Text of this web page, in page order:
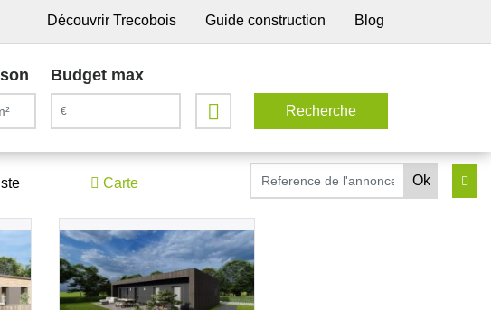
Découvrir Trecobois Guide construction Blog
Budget max
Carte